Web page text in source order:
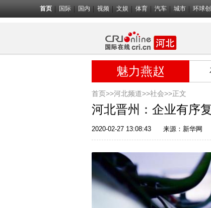
首页 国际 国内 视频 文娱 体育 汽车 城市 环球
魅力燕赵
首页>>河北频道>>社会>>正文
河北晋州：企业有序
2020-02-27 13:08:43 来源： 新华网